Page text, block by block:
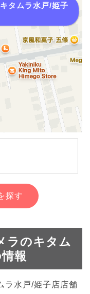
タムラ水戸/姫子
探す
ラのキタム
報
ラ水戸/姫子店店舗